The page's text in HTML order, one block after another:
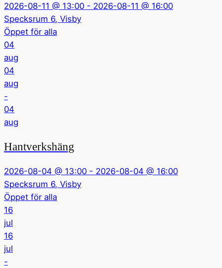
2026-08-11 @ 13:00 - 2026-08-11 @ 16:00
Specksrum 6, Visby
Öppet för alla
04
aug
04
aug
-
04
aug
Hantverkshäng
2026-08-04 @ 13:00 - 2026-08-04 @ 16:00
Specksrum 6, Visby
Öppet för alla
16
jul
16
jul
-